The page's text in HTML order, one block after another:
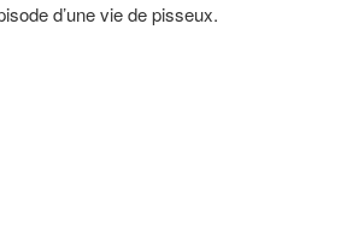
d’une vie de pisseux.